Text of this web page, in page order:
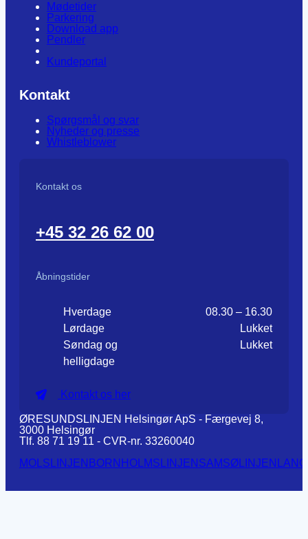
Mødetider
Parkering
Download app
Pendler
Kundeportal
Kontakt
Spørgsmål og svar
Nyheder og presse
Whistleblower
Kontakt os
+45 32 26 62 00
Åbningstider
Hverdage
08.30 – 16.30
Lørdage
Lukket
Søndag og
helligdage
Lukket
Kontakt os her
ØRESUNDSLINJEN Helsingør ApS - Færgevej 8,
3000 Helsingør
Tlf. 88 71 19 11 - CVR-nr. 33260040
MOLSLINJEN BORNHOLMSLINJEN SAMSØLINJEN